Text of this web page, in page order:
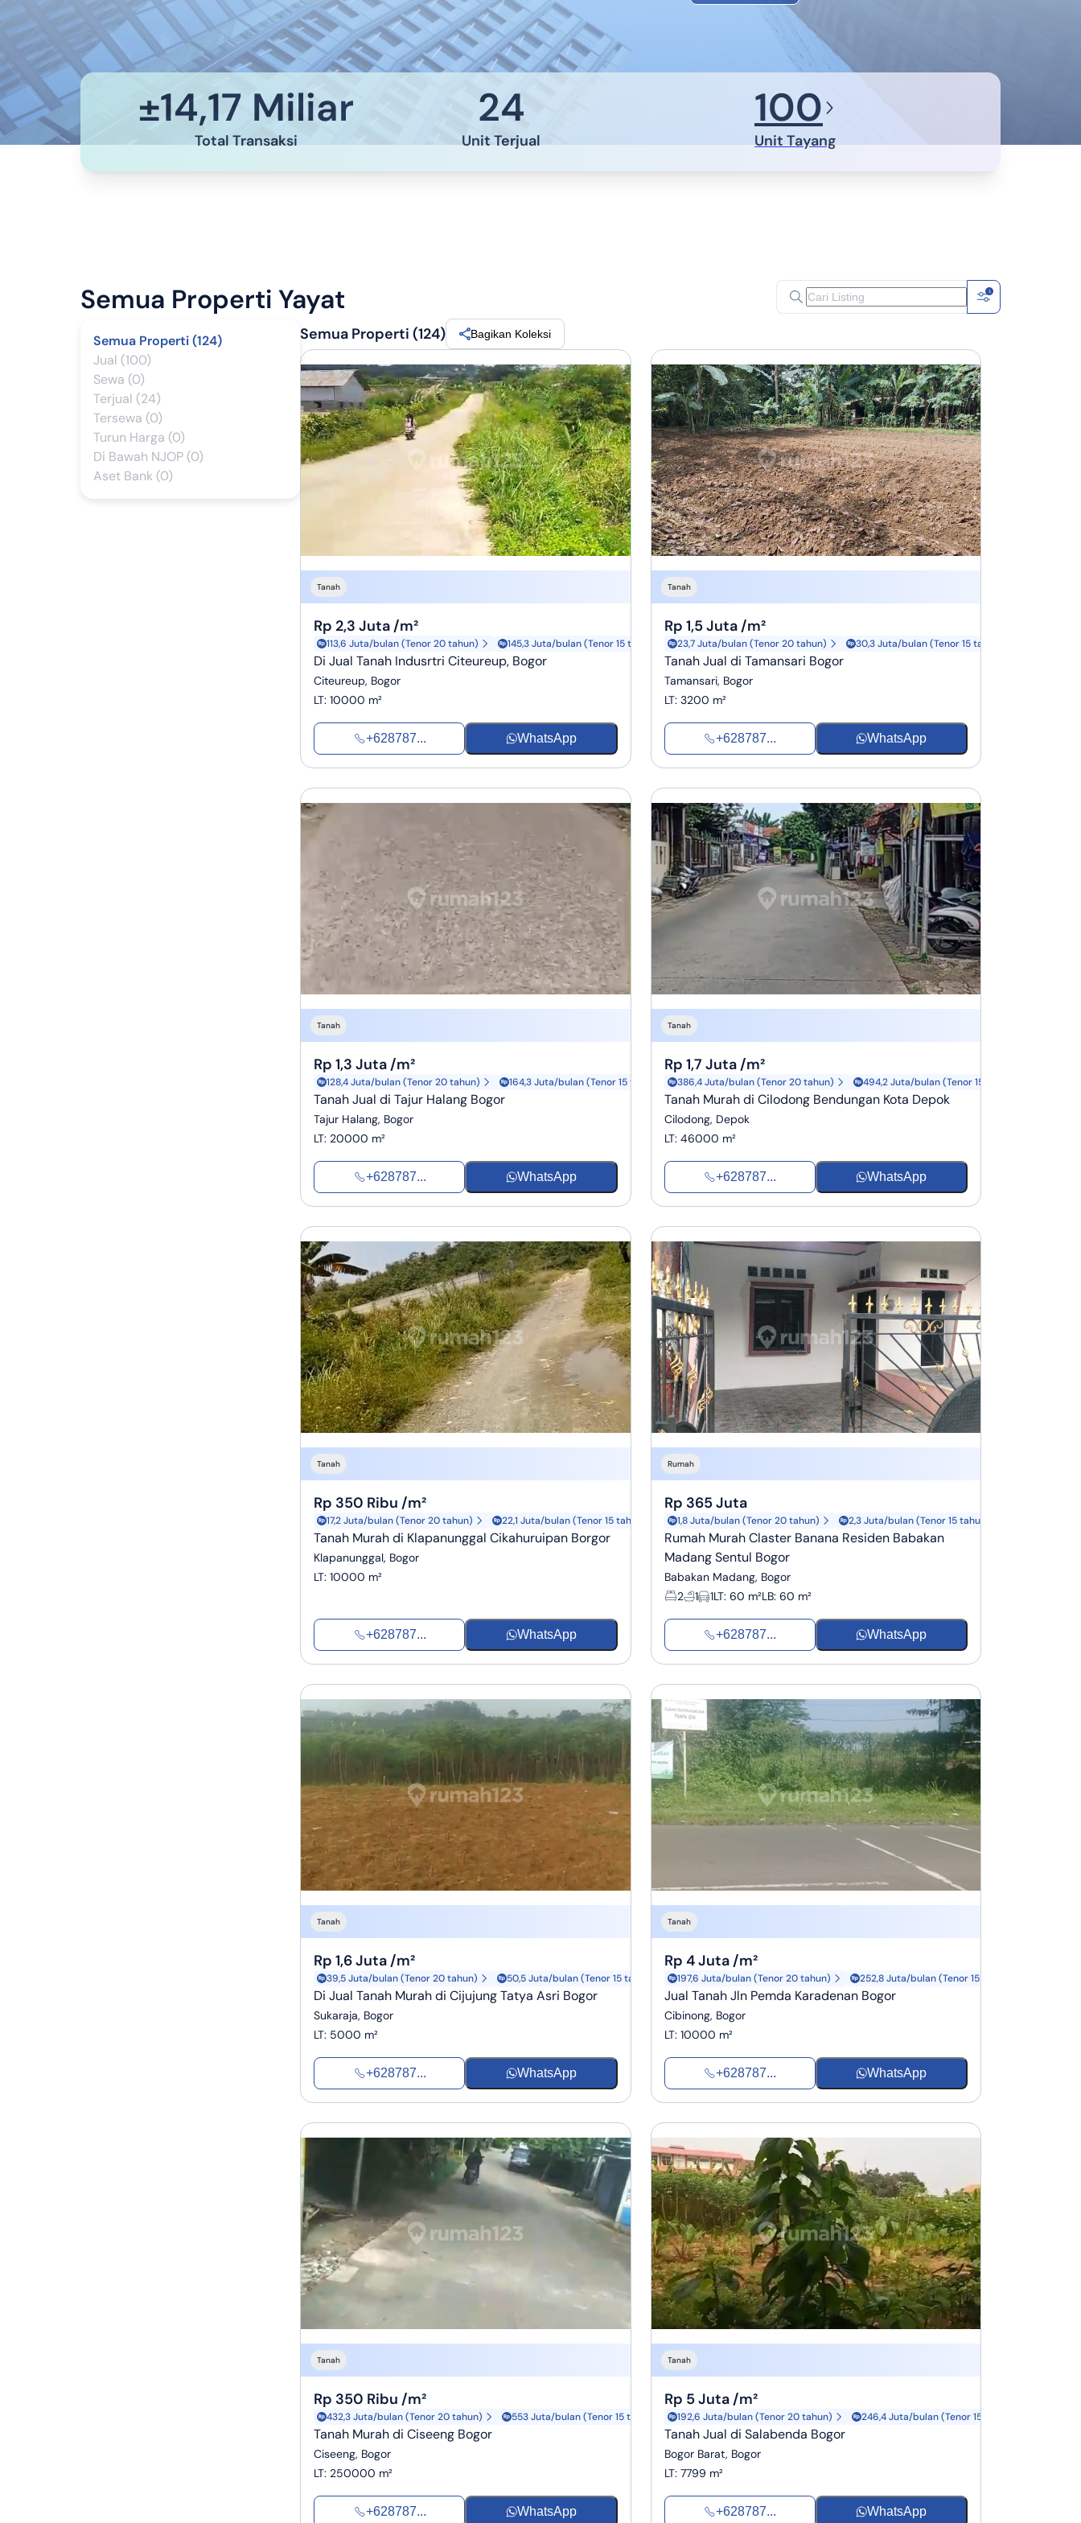
±14,17 Miliar
Total Transaksi
24
Unit Terjual
100
Unit Tayang
Semua Properti Yayat 1
Semua Properti (124)
Jual (100)
Sewa (0)
Terjual (24)
Tersewa (0)
Turun Harga (0)
Di Bawah NJOP (0)
Aset Bank (0)
Semua Properti (124) Bagikan Koleksi
Tanah
Rp 2,3 Juta /m²
113,6 Juta/bulan (Tenor 20 tahun) 145,3 Juta/bulan (Tenor 15 tahun)
Di Jual Tanah Indusrtri Citeureup, Bogor
Citeureup, Bogor
LT: 10000 m²
+628787... WhatsApp
Tanah
Rp 1,5 Juta /m²
23,7 Juta/bulan (Tenor 20 tahun) 30,3 Juta/bulan (Tenor 15 tahun)
Tanah Jual di Tamansari Bogor
Tamansari, Bogor
LT: 3200 m²
+628787... WhatsApp
Tanah
Rp 1,3 Juta /m²
128,4 Juta/bulan (Tenor 20 tahun) 164,3 Juta/bulan (Tenor 15 tahun)
Tanah Jual di Tajur Halang Bogor
Tajur Halang, Bogor
LT: 20000 m²
+628787... WhatsApp
Tanah
Rp 1,7 Juta /m²
386,4 Juta/bulan (Tenor 20 tahun) 494,2 Juta/bulan (Tenor 15 tahun)
Tanah Murah di Cilodong Bendungan Kota Depok
Cilodong, Depok
LT: 46000 m²
+628787... WhatsApp
Tanah
Rp 350 Ribu /m²
17,2 Juta/bulan (Tenor 20 tahun) 22,1 Juta/bulan (Tenor 15 tahun)
Tanah Murah di Klapanunggal Cikahuruipan Borgor
Klapanunggal, Bogor
LT: 10000 m²
+628787... WhatsApp
Rumah
Rp 365 Juta
1,8 Juta/bulan (Tenor 20 tahun) 2,3 Juta/bulan (Tenor 15 tahun)
Rumah Murah Claster Banana Residen Babakan
Madang Sentul Bogor
Babakan Madang, Bogor
2
1 1LT: 60 m²LB: 60 m²
+628787... WhatsApp
Tanah
Rp 1,6 Juta /m²
39,5 Juta/bulan (Tenor 20 tahun) 50,5 Juta/bulan (Tenor 15 tahun)
Di Jual Tanah Murah di Cijujung Tatya Asri Bogor
Sukaraja, Bogor
LT: 5000 m²
+628787... WhatsApp
Tanah
Rp 4 Juta /m²
197,6 Juta/bulan (Tenor 20 tahun) 252,8 Juta/bulan (Tenor 15 tahun)
Jual Tanah Jln Pemda Karadenan Bogor
Cibinong, Bogor
LT: 10000 m²
+628787... WhatsApp
Tanah
Rp 350 Ribu /m²
432,3 Juta/bulan (Tenor 20 tahun) 553 Juta/bulan (Tenor 15 tahun)
Tanah Murah di Ciseeng Bogor
Ciseeng, Bogor
LT: 250000 m²
+628787... WhatsApp
Tanah
Rp 5 Juta /m²
192,6 Juta/bulan (Tenor 20 tahun) 246,4 Juta/bulan (Tenor 15 tahun)
Tanah Jual di Salabenda Bogor
Bogor Barat, Bogor
LT: 7799 m²
+628787... WhatsApp